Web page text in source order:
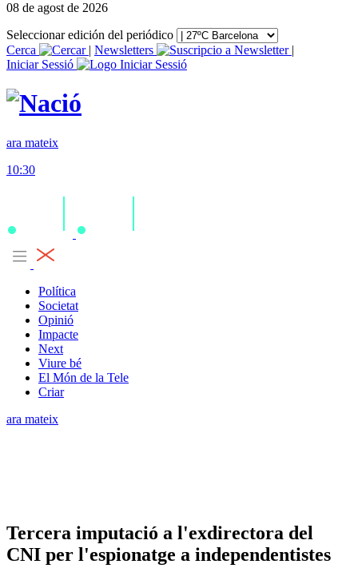
08 de agost de 2026
Seleccionar edición del periódico
Cerca
| Newsletters
|
Iniciar Sessió
ara mateix
10:30
Política
Societat
Opinió
Impacte
Next
Viure bé
El Món de la Tele
Criar
ara mateix
Tercera imputació a l'exdirectora del
CNI per l'espionatge a independentistes